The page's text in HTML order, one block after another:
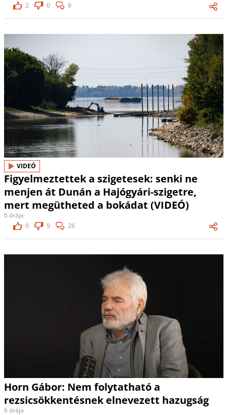
2
0 8
VIDEÓ
Figyelmeztettek a szigetesek: senki ne
menjen át Dunán a Hajógyári-szigetre,
mert megütheted a bokádat (VIDEÓ)
6 órája
0
9 26
Horn Gábor: Nem folytatható a
rezsicsökkentésnek elnevezett hazugság
6 órája